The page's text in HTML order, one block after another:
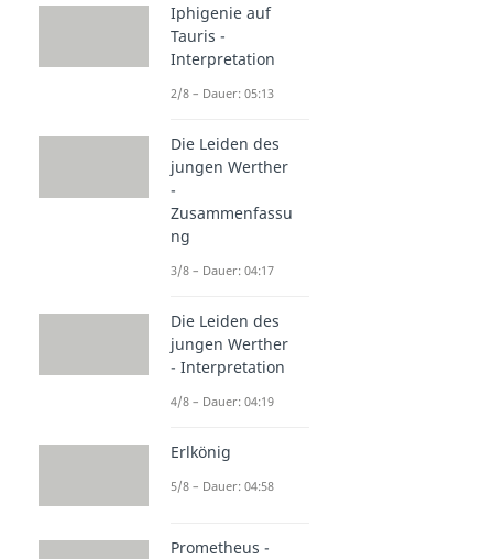
Iphigenie auf
Tauris -
Interpretation
2/8 – Dauer: 05:13
Die Leiden des
jungen Werther
-
Zusammenfassu
ng
3/8 – Dauer: 04:17
Die Leiden des
jungen Werther
- Interpretation
4/8 – Dauer: 04:19
Erlkönig
5/8 – Dauer: 04:58
Prometheus -